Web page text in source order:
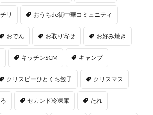
リ おうちde街中華コミュニティ
おでん お取り寄せ お好み焼き
キッチンSCM キャンプ
クリスピーひとくち餃子 クリスマス
セカンド冷凍庫 たれ